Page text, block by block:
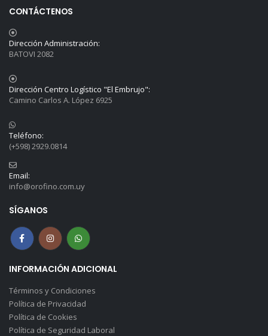
CONTÁCTENOS
Dirección Administración:
BATOVI 2082
Dirección Centro Logístico "El Embrujo":
Camino Carlos A. López 6925
Teléfono:
(+598) 2929.0814
Email:
info@orofino.com.uy
SÍGANOS
INFORMACIÓN ADICIONAL
Términos y Condiciones
Política de Privacidad
Política de Cookies
Política de Seguridad Laboral